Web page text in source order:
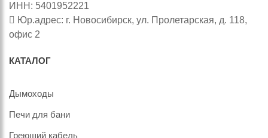
ИНН: 5401952221
Юр.адрес: г. Новосибирск, ул. Пролетарская, д. 118,
офис 2
КАТАЛОГ
Дымоходы
Печи для бани
Греющий кабель